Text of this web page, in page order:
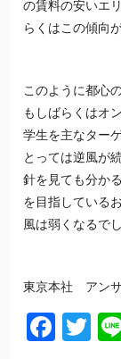
の賃料の安いエ
らくはこの傾向
このように都心
もしばらくはオ
学生を主なター
とっては逆風が
針を見ても分か
を目指している
風は弱くなるで
東京本社 アン